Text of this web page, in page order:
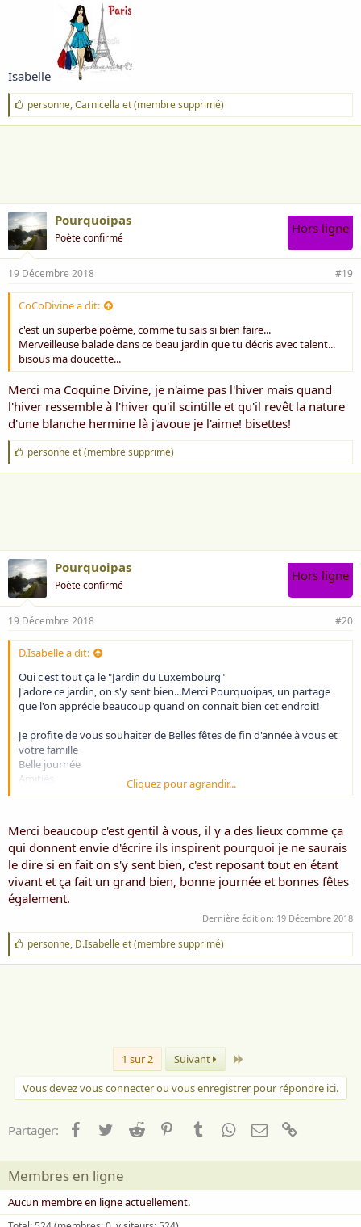
Ils sourient aux anges, inondés de soleil,
Ils gloussent, chuchotent, et se parlent d'amour
Ils ont aux fonds des yeux un éclat sans pareil,
Celui de leur bonheur conjugué toujours.
ID 12/03/2015Voir la pièce jointe 4523
Isabelle
J
'
a
personne,Carnicella et(membre supprimé)
Pourquoipas
Poète confirmé
Hors ligne
19 Décembre 2018 #19
CoCoDivine a dit:
c'est un superbe poème, comme tu sais si bien faire...
Merveilleuse balade dans ce beau jardin que tu décris avec talent...
bisous ma doucette...
Merci ma Coquine Divine, je n'aime pas l'hiver mais quand
l'hiver ressemble à l'hiver qu'il scintille et qu'il revêt la nature
d'une blanche hermine là j'avoue je l'aime! bisettes!
J
'
a
personneet(membre supprimé)
Pourquoipas
Poète confirmé
Hors ligne
19 Décembre 2018 #20
D.Isabelle a dit:
Oui c'est tout ça le "Jardin du Luxembourg"
J'adore ce jardin, on s'y sent bien...Merci Pourquoipas, un partage
que l'on apprécie beaucoup quand on connait bien cet endroit!
Je profite de vous souhaiter de Belles fêtes de fin d'année à vous et
votre famille
Belle journée
Amitiés
IsabelleVoir la pièce jointe 4639
Cliquez pour agrandir...
Merci beaucoup c'est gentil à vous, il y a des lieux comme ça
qui donnent envie d'écrire ils inspirent pourquoi je ne saurais
le dire si en fait on s'y sent bien, c'est reposant tout en étant
vivant et ça fait un grand bien, bonne journée et bonnes fêtes
également.
Dernière édition: 19 Décembre 2018
J
'
a
personne, D.Isabelleet(membre supprimé)
1 sur 2 Suivant
Vous devez vous connecter ou vous enregistrer pour répondre ici.
Partager: Facebook
TwitterReddit PinterestTumblrWhatsApp
Email
Membres en ligne
Aucun membre en ligne actuellement.